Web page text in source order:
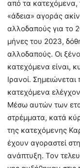
από τα
«άδεια» αγοράς
αλλοδαπούς για το
μήνες του 2023,
αλλοδαπούς. Οι
κατεχόμενα είναι,
Ιρανοί.
κατεχόμενα
Μέσω αυτών των
στρέμματα, κατά
της κατεχόμενης
έχουν αγοραστεί
ανάπτυξη. Τον